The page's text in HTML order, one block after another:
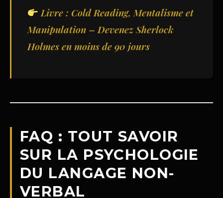
Livre : Cold Reading, Mentalisme et
Manipulation – Devenez Sherlock
Holmes en moins de 90 jours
FAQ : TOUT SAVOIR
SUR LA PSYCHOLOGIE
DU LANGAGE NON-
VERBAL